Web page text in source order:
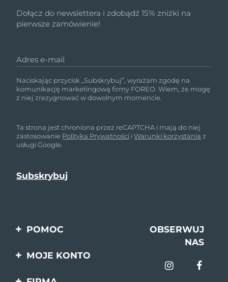
Dołącz do newslettera i zdobądź 15% zniżki na
pierwsze zamówienie!
Adres e-mail
Naciskając przycisk „Subskrybuj”, wyrażam zgodę na
komunikację marketingową firmy FOREO. Wiem, że mogę
z niej zrezygnować w dowolnym momencie.
Ta strona jest chroniona przez reCAPTCHA i mają do niej
zastosowanie Polityka Prywatności iWarunki korzystania z
usługi Google.
POMOC
Kontakt
OBSERWUJ
NAS
MOJE KONTO